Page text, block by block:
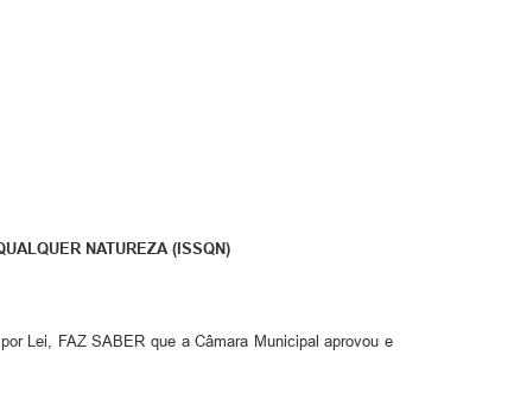
NATUREZA (ISSQN)
Lei, FAZ SABER que a Câmara Municipal aprovou e